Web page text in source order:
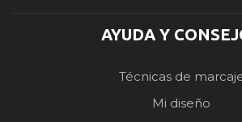
AYUDA Y
Técnicas de
Mi diseño